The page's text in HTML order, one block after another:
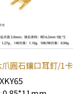
爪圓石鑲口耳釘/1卡